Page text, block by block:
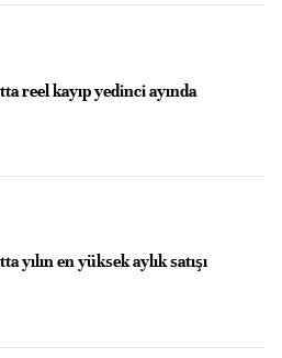
reel kayıp yedinci ayında
yılın en yüksek aylık satışı